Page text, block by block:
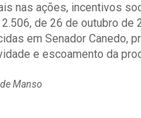
nas ações, incentivos
de 26 de outubro de
em Senador Canedo,
e escoamento da
Manso